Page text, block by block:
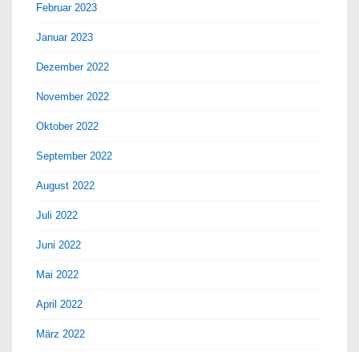
Februar 2023
Januar 2023
Dezember 2022
November 2022
Oktober 2022
September 2022
August 2022
Juli 2022
Juni 2022
Mai 2022
April 2022
März 2022